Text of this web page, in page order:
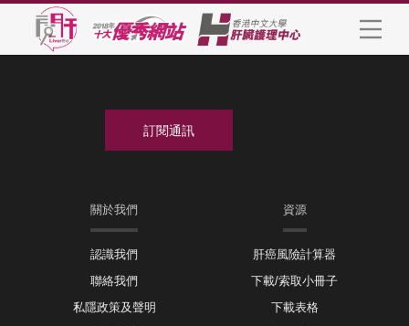
關於我們
認識我們
聯絡我們
私隱政策及聲明
資源
肝癌風險計算器
下載/索取小冊子
下載表格